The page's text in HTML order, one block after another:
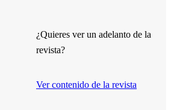
¿Quieres ver un adelanto de la
revista?
Ver contenido de la revista